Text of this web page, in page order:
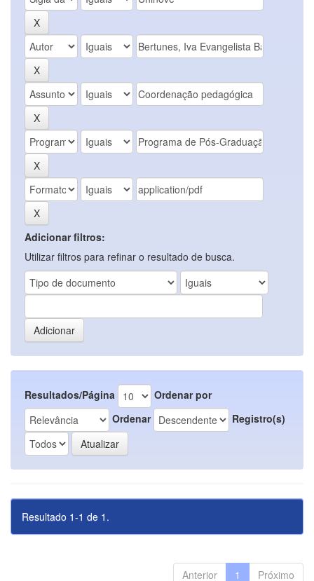
Adicionar filtros:
Utilizar filtros para refinar o resultado de busca.
Resultados/Página
Ordenar por
Ordenar
Registro(s)
Resultado 1-1 de 1.
Anterior 1 Próximo